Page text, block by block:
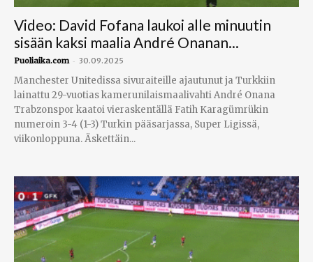
Video: David Fofana laukoi alle minuutin
sisään kaksi maalia André Onanan...
Puoliaika.com - 30.09.2025
Manchester Unitedissa sivuraiteille ajautunut ja Turkkiin
lainattu 29-vuotias kamerunilaismaalivahti André Onana
Trabzonspor kaatoi vieraskentällä Fatih Karagümrükin
numeroin 3-4 (1-3) Turkin pääsarjassa, Super Ligissä,
viikonloppuna. Äskettäin...